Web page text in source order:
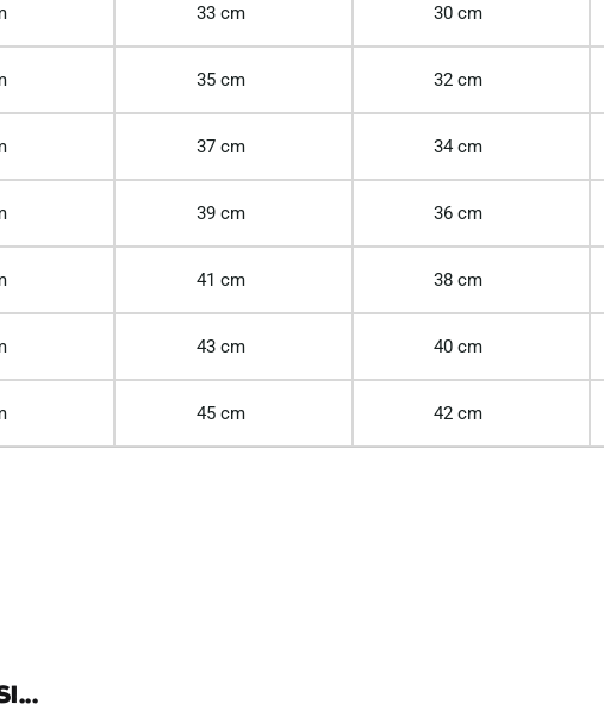
33 cm 30 cm
35 cm 32 cm
37 cm 34 cm
39 cm 36 cm
41 cm 38 cm
43 cm 40 cm
45 cm 42 cm